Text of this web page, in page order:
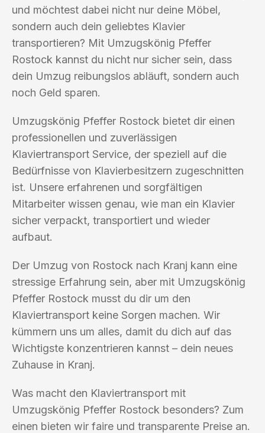
und möchtest dabei nicht nur deine Möbel,
sondern auch dein geliebtes Klavier
transportieren? Mit Umzugskönig Pfeffer
Rostock kannst du nicht nur sicher sein, dass
dein Umzug reibungslos abläuft, sondern auch
noch Geld sparen.
Umzugskönig Pfeffer Rostock bietet dir einen
professionellen und zuverlässigen
Klaviertransport Service, der speziell auf die
Bedürfnisse von Klavierbesitzern zugeschnitten
ist. Unsere erfahrenen und sorgfältigen
Mitarbeiter wissen genau, wie man ein Klavier
sicher verpackt, transportiert und wieder
aufbaut.
Der Umzug von Rostock nach Kranj kann eine
stressige Erfahrung sein, aber mit Umzugskönig
Pfeffer Rostock musst du dir um den
Klaviertransport keine Sorgen machen. Wir
kümmern uns um alles, damit du dich auf das
Wichtigste konzentrieren kannst – dein neues
Zuhause in Kranj.
Was macht den Klaviertransport mit
Umzugskönig Pfeffer Rostock besonders? Zum
einen bieten wir faire und transparente Preise an.